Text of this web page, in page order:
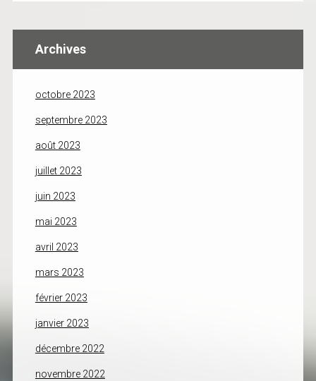
Archives
octobre 2023
septembre 2023
août 2023
juillet 2023
juin 2023
mai 2023
avril 2023
mars 2023
février 2023
janvier 2023
décembre 2022
novembre 2022